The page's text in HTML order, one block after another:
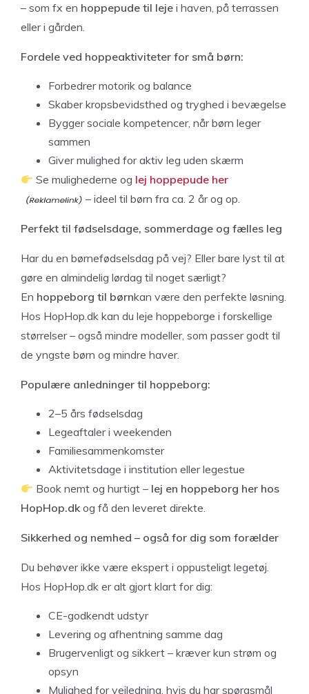
– som fx en hoppepude til leje i haven, på terrassen
eller i gården.
Fordele ved hoppeaktiviteter for små børn:
Forbedrer motorik og balance
Skaber kropsbevidsthed og tryghed i bevægelse
Bygger sociale kompetencer, når børn leger
sammen
Giver mulighed for aktiv leg uden skærm
Se mulighederne og lej hoppepude her
– ideel til børn fra ca. 2 år og op.
Perfekt til fødselsdage, sommerdage og fælles leg
Har du en børnefødselsdag på vej? Eller bare lyst til at
gøre en almindelig lørdag til noget særligt?
En hoppeborg til børnkan være den perfekte løsning.
Hos HopHop.dk kan du leje hoppeborge i forskellige
størrelser – også mindre modeller, som passer godt til
de yngste børn og mindre haver.
Populære anledninger til hoppeborg:
2–5 års fødselsdag
Legeaftaler i weekenden
Familiesammenkomster
Aktivitetsdage i institution eller legestue
Book nemt og hurtigt – lej en hoppeborg her hos
HopHop.dkog få den leveret direkte.
Sikkerhed og nemhed – også for dig som forælder
Du behøver ikke være ekspert i oppusteligt legetøj.
Hos HopHop.dk er alt gjort klart for dig:
CE-godkendt udstyr
Levering og afhentning samme dag
Brugervenligt og sikkert – kræver kun strøm og
opsyn
Mulighed for vejledning, hvis du har spørgsmål